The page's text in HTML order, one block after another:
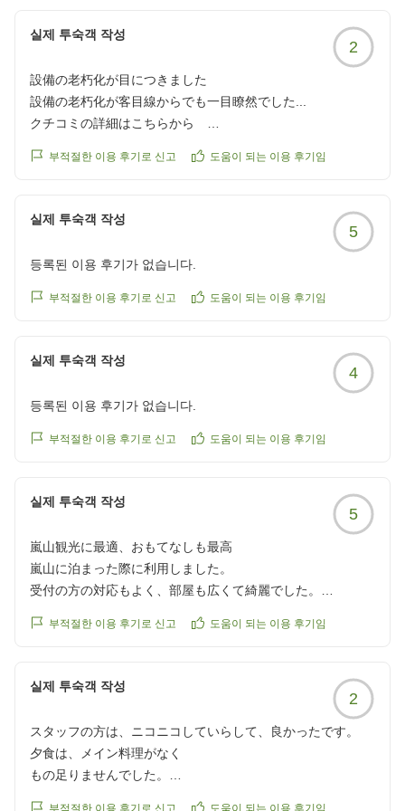
실제 투숙객 작성
2
設備の老朽化が目につきました
設備の老朽化が客目線からでも一目瞭然でした...
クチコミの詳細はこちらから
reviewId=33123477610611
부적절한 이용 후기로 신고 도움이 되는 이용 후기임
실제 투숙객 작성
5
등록된 이용 후기가 없습니다.
부적절한 이용 후기로 신고 도움이 되는 이용 후기임
실제 투숙객 작성
4
등록된 이용 후기가 없습니다.
부적절한 이용 후기로 신고 도움이 되는 이용 후기임
실제 투숙객 작성
5
嵐山観光に最適、おもてなしも最高
嵐山に泊まった際に利用しました。
受付の方の対応もよく、部屋も広くて綺麗でした。
した。
また、チェックインの時と休憩で部屋に戻った時、お菓子と
また、嵐山を観光する際には利用したいと思います。
クチコミの詳細はこちらから
https://review.travel.rakuten.co.jp/hotel/voice/8838?
reviewId=33123476241526
부적절한 이용 후기로 신고 도움이 되는 이용 후기임
실제 투숙객 작성
2
スタッフの方は、ニコニコしていらして、良かったです。
夕食は、メイン料理がなく
もの足りませんでした。
부적절한 이용 후기로 신고 도움이 되는 이용 후기임